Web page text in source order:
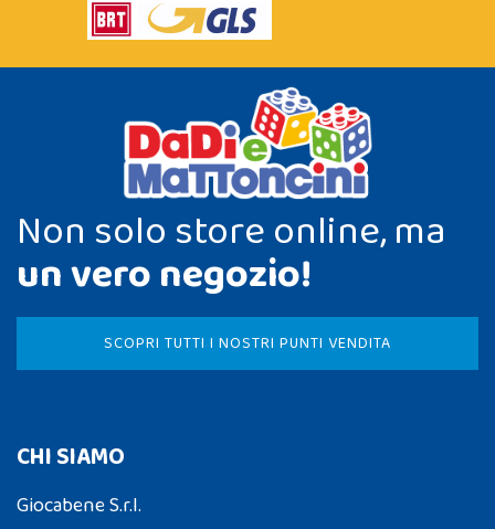
Non solo store online, ma
un vero negozio!
SCOPRI TUTTI I NOSTRI PUNTI VENDITA
CHI SIAMO
Giocabene S.r.l.